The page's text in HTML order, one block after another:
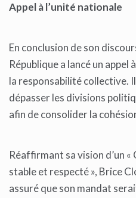
Appel à l’unité nationale
En conclusion de son
République a lancé un appel
la responsabilité collective.
dépasser les divisions
afin de consolider la
Réaffirmant sa vision d’un
stable et respecté », Brice
assuré que son mandat